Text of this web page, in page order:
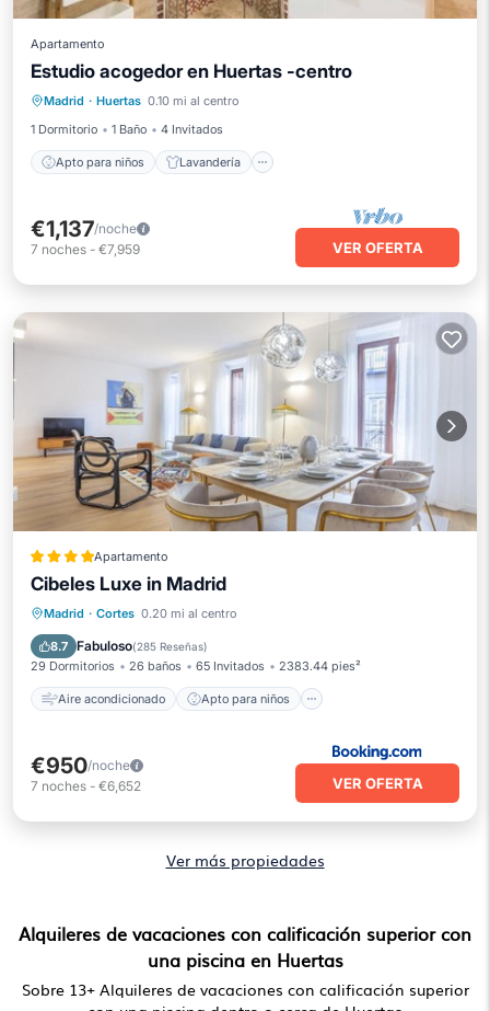
Apartamento
Estudio acogedor en Huertas -centro
Madrid · Huertas 0.10 mi al centro
1 Dormitorio
1 Baño 4 Invitados
Apto para niños Lavandería
Apto para niños
Lavandería
Ropa de cama
Instalaciones de bienestar
€1,137/noche
7 noches - €7,959 VER OFERTA
Apartamento
Cibeles Luxe in Madrid
Madrid · Cortes 0.20 mi al centro
8.7 Fabuloso(285 Reseñas)
29 Dormitorios 26 baños 65 Invitados 2383.44 pies²
Aire acondicionado Apto para niños
Aire acondicionado
Accesibilidad
€950/noche
7 noches - €6,652 VER OFERTA
Ver más propiedades
Alquileres de vacaciones con calificación superior con
una piscina en Huertas
Sobre 13+ Alquileres de vacaciones con calificación superior